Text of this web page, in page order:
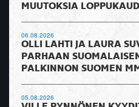
MUUTOKSIA
06.08.2026
OLLI LAHTI JA LAURA
PARHAAN
PALKINNON SUOMEN
05.08.2026